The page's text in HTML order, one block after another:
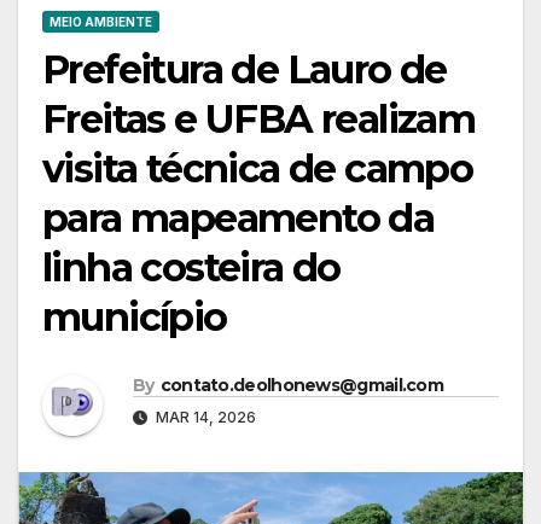
MEIO AMBIENTE
Prefeitura de Lauro de
Freitas e UFBA realizam
visita técnica de campo
para mapeamento da
linha costeira do
município
By contato.deolhonews@gmail.com
MAR 14, 2026